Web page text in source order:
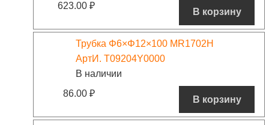
623.00 ₽
В корзину
Трубка Φ6×Φ12×100 MR1702H
АртИ. T09204Y0000
В наличии
86.00 ₽
В корзину